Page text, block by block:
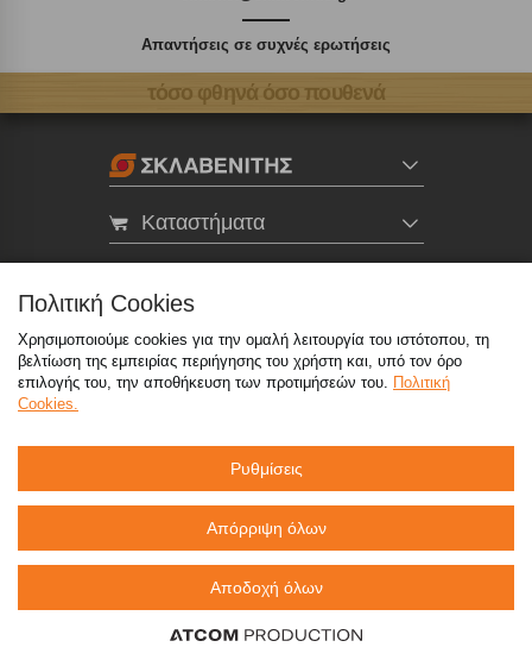
Απαντήσεις σε συχνές ερωτήσεις
τόσο φθηνά όσο πουθενά
Καταστήματα
800 117 7777 (μόνο από σταθερό, χωρίς χρέωση),
214 100 9999 (αστική χρέωση)
©2026 Όροι Χρήσης Πολιτική Απορρήτου
Πολιτική Cookies CCTV
Πολιτική Cookies
Χρησιμοποιούμε cookies για την ομαλή λειτουργία του ιστότοπου, τη
βελτίωση της εμπειρίας περιήγησης του χρήστη και, υπό τον όρο
επιλογής του, την αποθήκευση των προτιμήσεών του. Πολιτική
Cookies.
Ρυθμίσεις
Απόρριψη όλων
Αποδοχή όλων